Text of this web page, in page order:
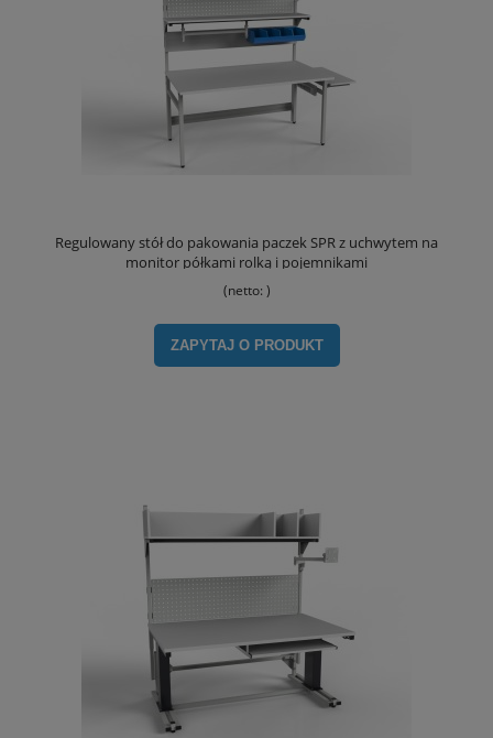
Regulowany stół do pakowania paczek SPR z uchwytem na
monitor półkami rolką i pojemnikami
(netto: )
ZAPYTAJ O PRODUKT